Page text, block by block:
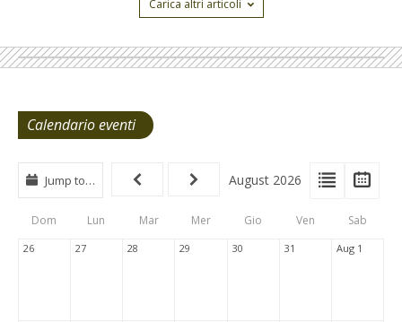
Carica altri articoli
Calendario eventi
View
Type
Tabs
View
List
Jump to… August 2026
Dom Lun Mar Mer Gio Ven Sab
26 27 28 29 30 31 Aug 1